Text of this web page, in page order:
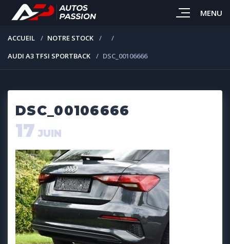
MENU
ACCUEIL
NOTRE STOCK
AUDI A3 TFSI SPORTBACK
DSC_00106666
DSC_00106666
17 JUIN